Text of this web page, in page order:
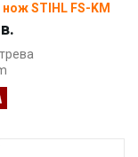
STIHL FS-KM